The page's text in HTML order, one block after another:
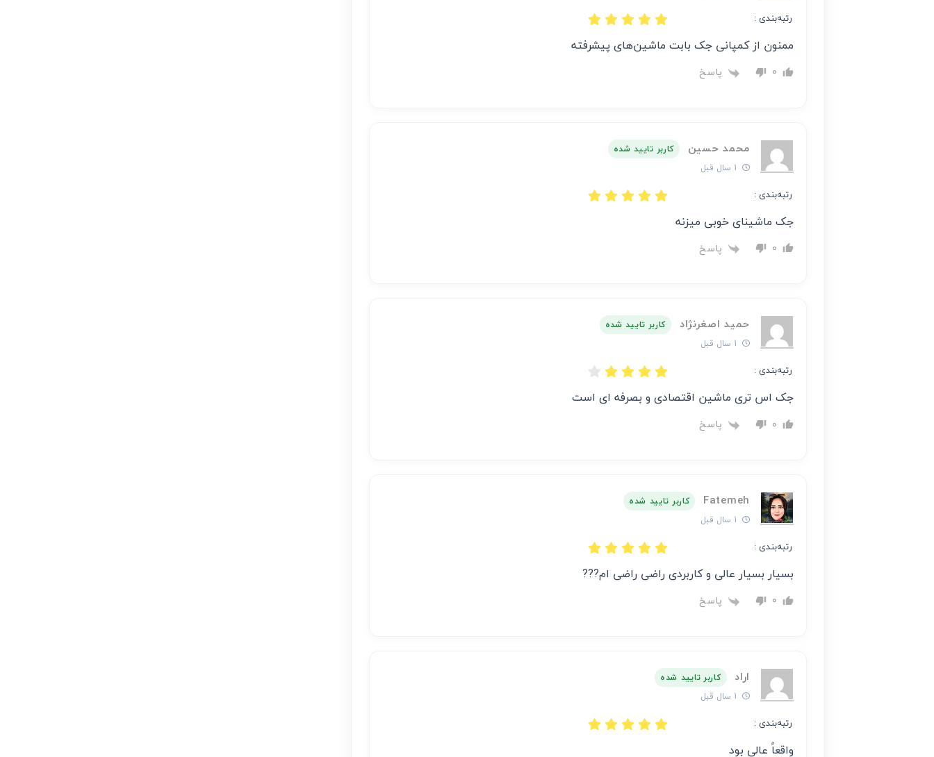
استرتبه‌بندی :
ممنون از کمپانی جک بابت ماشین‌های پیشرفته
0 پاسخ
محمد حسین
کاربر تایید شده
رتبه‌بندی :
جک ماشینای خوبی میزنه
0 پاسخ
حمید اصغرنژاد
کاربر تایید شده
رتبه‌بندی :
جک اس تری ماشین اقتصادی و بصرفه ای است
0 پاسخ
Fatemeh
کاربر تایید شده
رتبه‌بندی :
بسیار بسیار عالی و کاربردی راضی راضی ام???
0 پاسخ
اراد
کاربر تایید شده
رتبه‌بندی :
واقعاً عالی بود